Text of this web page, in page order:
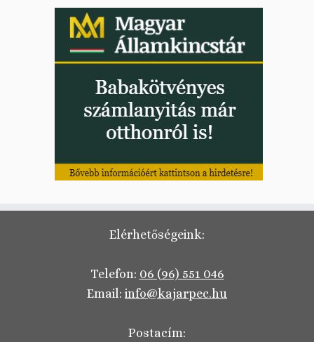
Elérhetőségeink:
Telefon: 06 (96) 551 046
Email: info@kajarpec.hu
Postacím: